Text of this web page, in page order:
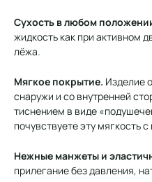
Сухость в любом
жидкость как при активном
лёжа.
Мягкое покрытие. Изделие
снаружи и со внутренней
тиснением в виде
почувствуете эту мягкость
Нежные манжеты и
прилегание без давления,